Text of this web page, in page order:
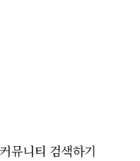
뮤니티 검색하기